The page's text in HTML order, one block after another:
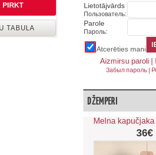
Lietotājvārds
Пользователь:
Parole
Пароль:
Atcerēties mani
Aizmirsu paroli |
Забыл пароль |
DŽEMPERI
Melna kapučjaka
36€
PIRKT
TABULA